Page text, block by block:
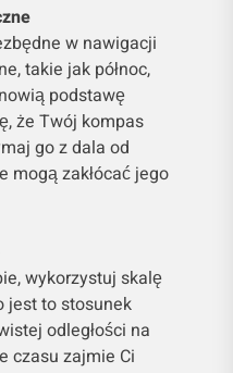
w nawigacji
takie jak północ,
podstawę
że Twój kompas
go z dala od
mogą zakłócać jego
wykorzystuj skalę
jest to stosunek
odległości na
czasu zajmie Ci